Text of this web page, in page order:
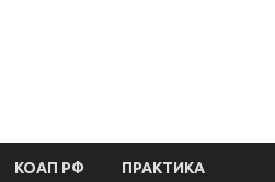
КОАП РФ ПРАКТИКА